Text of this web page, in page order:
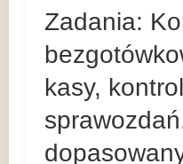
Zadania:
kasy,